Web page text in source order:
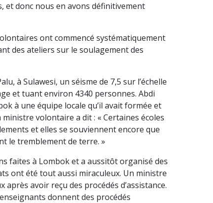
et donc nous en avons définitivement
ont commencé systématiquement
des ateliers sur le soulagement des
à Sulawesi, un séisme de 7,5 sur l’échelle
et tuant environ 4340 personnes. Abdi
à une équipe locale qu’il avait formée et
volontaire a dit : « Certaines écoles
et elles se souviennent encore que
le tremblement de terre. »
faites à Lombok et a aussitôt organisé des
ont été tout aussi miraculeux. Un ministre
avoir reçu des procédés d’assistance.
donnent des procédés